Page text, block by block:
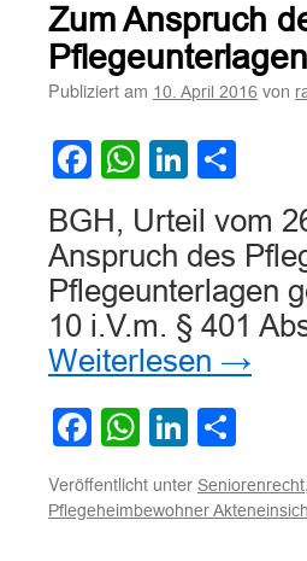
Zum Anspruch
Pflegeunterlagen
Publiziert am 10. April 2016 von
Facebook
WhatsApp
BGH, Urteil vom
Anspruch des
Pflegeunterlagen
10 i.V.m. § 401
Weiterlesen →
Facebook
WhatsApp
Veröffentlicht unter Seniorenrecht,
Pflegeheimbewohner